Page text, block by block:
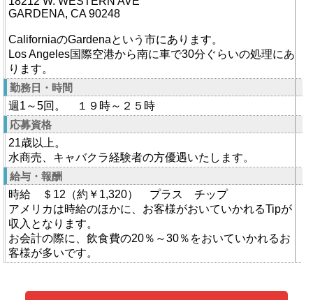
GARDENA, CA 90248
CaliforniaのGardenaという市にあります。
Los Angeles国際空港から南に車で30分ぐらいの処理にあ
ります。
勤務日・時間
週1～5回。 １９時～２５時
応募資格
21歳以上。
水商売、キャバクラ経験者の方優遇いたします。
給与・報酬
時給 ＄12（約￥1,320） プラス チップ
アメリカは時給のほかに、お客様がおいていかれるTipが
収入となります。
お会計の際に、飲食費の20％～30％をおいていかれるお
客様が多いです。